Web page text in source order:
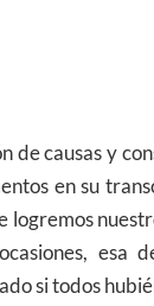
de causas y
en su
logremos
esa
si todos